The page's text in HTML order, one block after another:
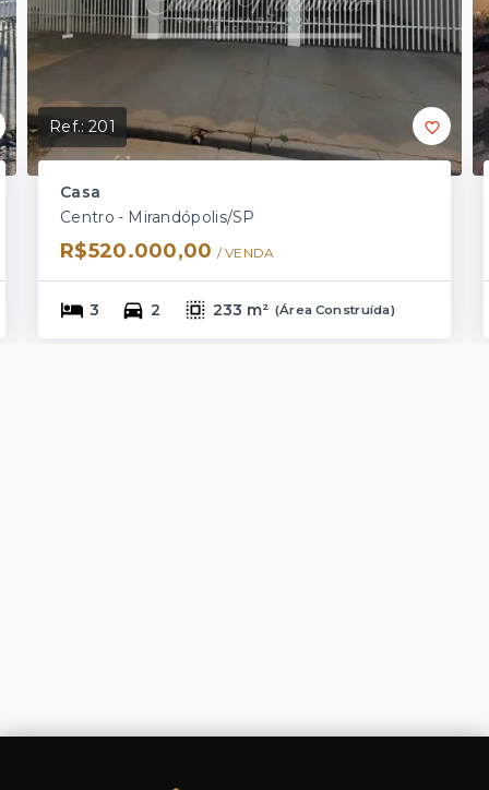
Ref.:201
Casa
Centro - Mirandópolis/SP
R$520.000,00 / VENDA
3 2 233 m² (Área Construída)